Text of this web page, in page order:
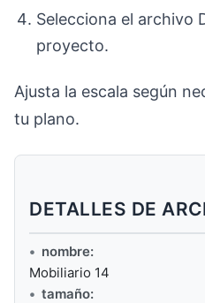
Selecciona el archivo
proyecto.
Ajusta la escala según
tu plano.
DETALLES DE
nombre:
Mobiliario 14
tamaño: